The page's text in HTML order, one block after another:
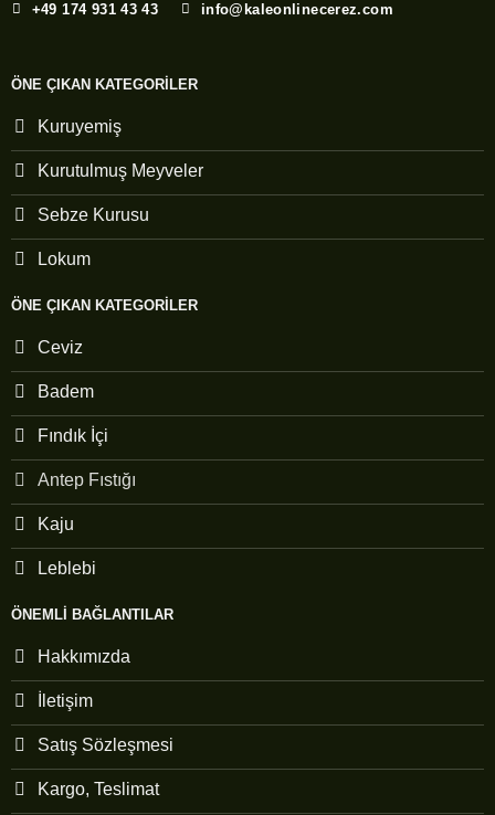
+49 174 931 43 43 info@kaleonlinecerez.com
ÖNE ÇIKAN KATEGORILER
Kuruyemiş
Kurutulmuş Meyveler
Sebze Kurusu
Lokum
ÖNE ÇIKAN KATEGORILER
Ceviz
Badem
Fındık İçi
Antep Fıstığı
Kaju
Leblebi
ÖNEMLI BAĞLANTILAR
Hakkımızda
İletişim
Satış Sözleşmesi
Kargo, Teslimat